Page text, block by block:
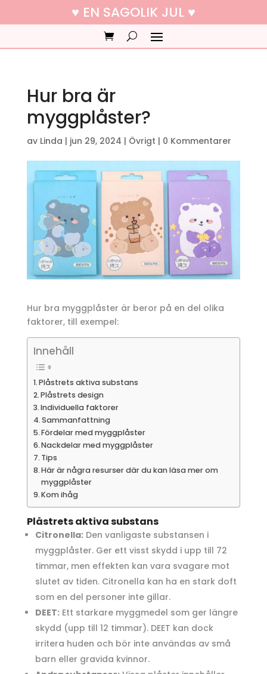
♥ EN SAGOLIK JUL ♥
Hur bra är
myggplåster?
av Linda | jun 29, 2024 | Övrigt | 0 Kommentarer
Hur bra myggplåster är beror på en del olika
faktorer, till exempel:
Innehåll
Plåstrets aktiva substans
Plåstrets design
Individuella faktorer
Sammanfattning
Fördelar med myggplåster
Nackdelar med myggplåster
Tips
Här är några resurser där du kan läsa mer om
myggplåster
Kom ihåg
Plåstrets aktiva substans
Citronella:Den vanligaste substansen i
myggplåster. Ger ett visst skydd i upp till 72
timmar, men effekten kan vara svagare mot
slutet av tiden. Citronella kan ha en stark doft
som en del personer inte gillar.
DEET:Ett starkare myggmedel som ger längre
skydd (upp till 12 timmar). DEET kan dock
irritera huden och bör inte användas av små
barn eller gravida kvinnor.